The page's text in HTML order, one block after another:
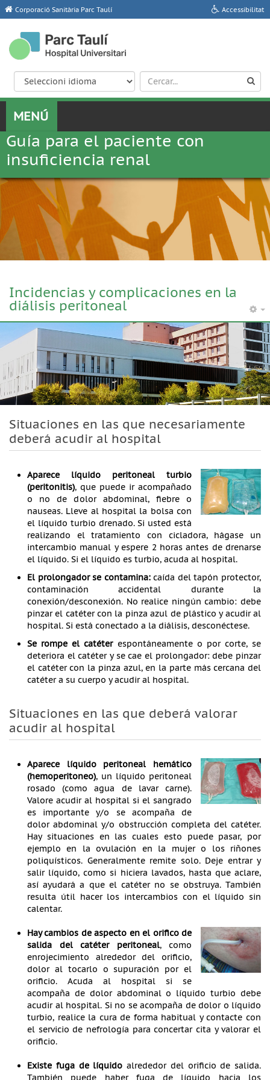
Corporació Sanitària Parc Taulí Accessibilitat
Guía para el paciente con
insuficiencia renal
Incidencias y complicaciones en la
diálisis peritoneal
Situaciones en las que necesariamente
deberá acudir al hospital
Aparece líquido peritoneal turbio
(peritonitis), que puede ir acompañado
o no de dolor abdominal, fiebre o
nauseas. Lleve al hospital la bolsa con
el líquido turbio drenado. Si usted está
realizando el tratamiento con cicladora, hágase un
intercambio manual y espere 2 horas antes de drenarse
el líquido. Si el líquido es turbio, acuda al hospital.
El prolongador se contamina:caída del tapón protector,
contaminación accidental durante la
conexión/desconexión. No realice ningún cambio: debe
pinzar el catéter con la pinza azul de plástico y acudir al
hospital. Si está conectado a la diálisis, desconéctese.
Se rompe el catéterespontáneamente o por corte, se
deteriora el catéter y se cae el prolongador: debe pinzar
el catéter con la pinza azul, en la parte más cercana del
catéter a su cuerpo y acudir al hospital.
Situaciones en las que deberá valorar
acudir al hospital
Aparece líquido peritoneal hemático
(hemoperitoneo), un líquido peritoneal
rosado (como agua de lavar carne).
Valore acudir al hospital si el sangrado
es importante y/o se acompaña de
dolor abdominal y/o obstrucción completa del catéter.
Hay situaciones en las cuales esto puede pasar, por
ejemplo en la ovulación en la mujer o los riñones
poliquísticos. Generalmente remite solo. Deje entrar y
salir líquido, como si hiciera lavados, hasta que aclare,
así ayudará a que el catéter no se obstruya. También
resulta útil hacer los intercambios con el líquido sin
calentar.
Hay cambios de aspecto en el orifico de
salida del catéter peritoneal, como
enrojecimiento alrededor del orificio,
dolor al tocarlo o supuración por el
orificio. Acuda al hospital si se
acompaña de dolor abdominal o líquido turbio debe
acudir al hospital. Si no se acompaña de dolor o líquido
turbio, realice la cura de forma habitual y contacte con
el servicio de nefrología para concertar cita y valorar el
orificio.
Existe fuga de líquido alrededor del orificio de salida.
También puede haber fuga de líquido hacia los